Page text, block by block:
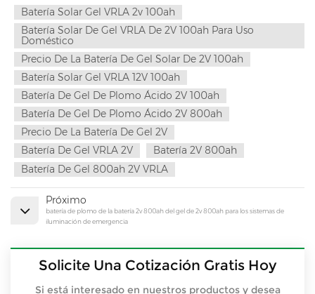
Batería Solar Gel VRLA 2v 100ah
Batería Solar De Gel VRLA De 2V 100ah Para Uso
Doméstico
Precio De La Batería De Gel Solar De 2V 100ah
Batería Solar Gel VRLA 12V 100ah
Batería De Gel De Plomo Ácido 2V 100ah
Batería De Gel De Plomo Ácido 2V 800ah
Precio De La Batería De Gel 2V
Batería De Gel VRLA 2V
Batería 2V 800ah
Batería De Gel 800ah 2V VRLA
Próximo
batería de plomo de la batería 2v 800ah del gel de 2v 800ah para los sistemas de
iluminación de emergencia
Solicite Una Cotización Gratis Hoy
Si está interesado en nuestros productos y desea